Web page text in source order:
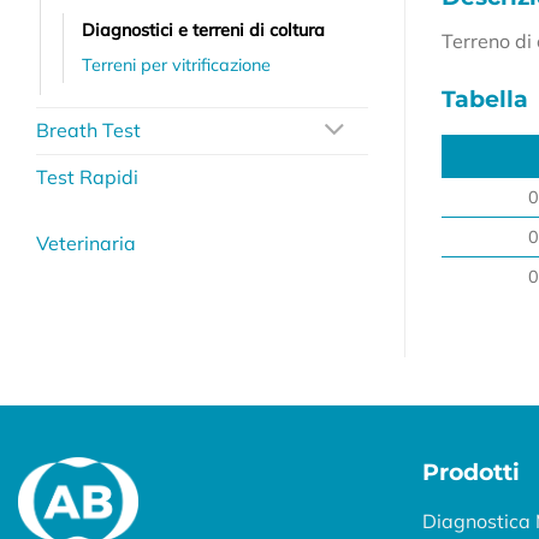
Diagnostici e terreni di coltura
Terreni per vitrificazione
Breath Test
Test Rapidi
Veterinaria
Terreno
Tabella
Prodotti
Diagnostica